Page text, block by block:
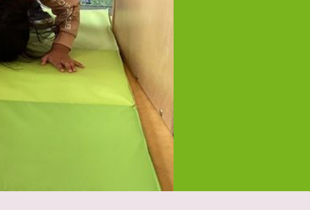
volop in beweging! Zoals bij
een spannend en uitdagend
de kans om hun omgeving en
hoe hun zelfvertrouwen groeide